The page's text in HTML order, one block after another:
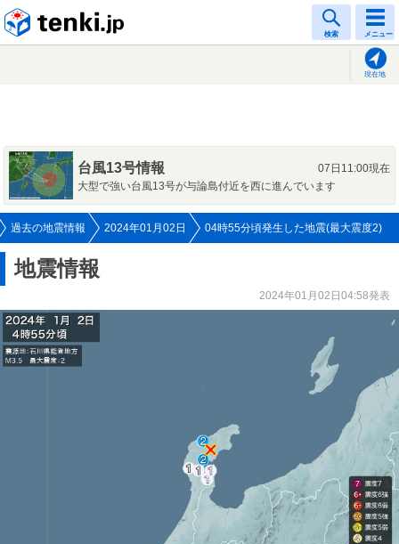
検索 メニュー
現在地
台風13号情報
07日11:00現在
大型で強い台風13号が与論島付近を西に進んでいます
過去の地震情報 2024年01月02日 04時55分頃発生した地震(最大震度2)
地震情報
2024年01月02日04:58発表